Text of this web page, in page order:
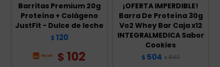
Barritas Premium 20g
Proteína + Colágeno
JustFit - Dulce de leche
$ 120
$102
¡OFERTA IMPERDIBLE!
Barra De Proteína 30g
Vo2 Whey Bar Caja x12
INTEGRALMEDICA Sabor
Cookies
$ 504 $ 840